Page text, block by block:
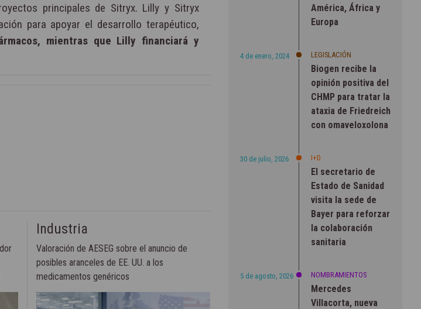
principales de Sitryx. Lilly y Sitryx
para apoyar el desarrollo terapéutico,
mientras que Lilly financiará y
Industria
Valoración de AESEG sobre el anuncio de
posibles aranceles de EE. UU. a los
medicamentos genéricos
América, África y
Europa
4 de enero, 2024 LEGISLACIÓN
Biogen recibe la
opinión positiva del
CHMP para tratar la
ataxia de Friedreich
con omaveloxolona
30 de julio, 2026 I+D
El secretario de
Estado de Sanidad
visita la sede de
Bayer para reforzar
la colaboración
sanitaria
5 de agosto, 2026 NOMBRAMIENTOS
Mercedes
Villacorta, nueva